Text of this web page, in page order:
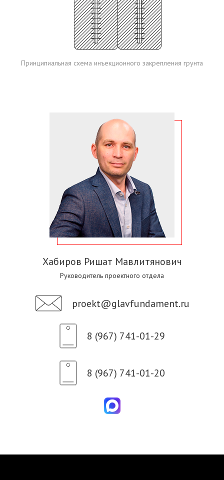
Принципиальная схема инъекционного закрепления грунта
Хабиров Ришат Мавлитянович
Руководитель проектного отдела
proekt@glavfundament.ru
8 (967) 741-01-29
8 (967) 741-01-20